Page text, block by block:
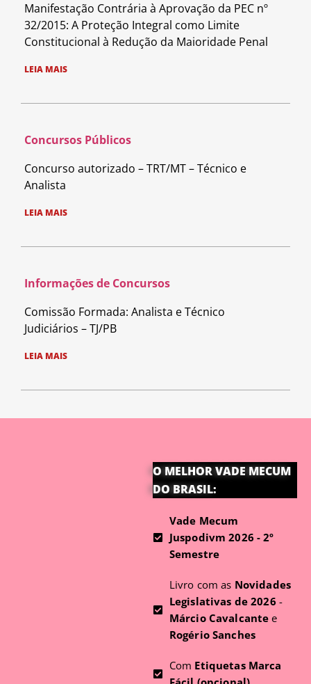
Manifestação Contrária à Aprovação da PEC nº
32/2015: A Proteção Integral como Limite
Constitucional à Redução da Maioridade Penal
LEIA MAIS
Concursos Públicos
Concurso autorizado – TRT/MT – Técnico e
Analista
LEIA MAIS
Informações de Concursos
Comissão Formada: Analista e Técnico
Judiciários – TJ/PB
LEIA MAIS
O MELHOR VADE MECUM
DO BRASIL:
Vade Mecum
Juspodivm 2026 - 2º
Semestre
Livro com as Novidades
Legislativas de 2026 -
Márcio Cavalcante e
Rogério Sanches
Com Etiquetas Marca